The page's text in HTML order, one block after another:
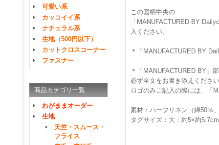
可愛い系
カッコイイ系
ナチュラル系
生地（500円以下）
カットクロスコーナー
ファスナー
商品カテゴリ一覧
わがままオーダー
生地
天竺・スムース・
フライス
この図柄中央の
「MANUFACTURED BY
入ください。
＊「MANUFACTURED BY
＊「MANUFACTURED BY」
必ず全文をお書き添えくださ
ロゴのみご記入の際には、「
素材：ハーフリネン（綿50％
タグサイズ：大：約5×約